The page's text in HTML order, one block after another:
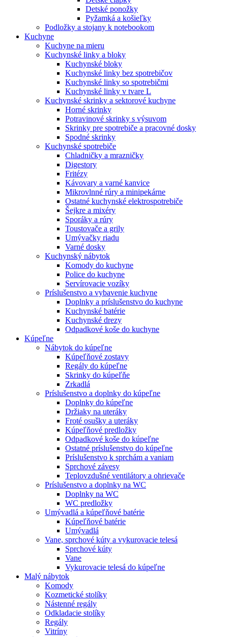
Detské ponožky
Pyžamká a košieľky
Podložky a stojany k notebookom
Kuchyne
Kuchyne na mieru
Kuchynské linky a bloky
Kuchynské bloky
Kuchynské linky bez spotrebičov
Kuchynské linky so spotrebičmi
Kuchynské linky v tvare L
Kuchynské skrinky a sektorové kuchyne
Horné skrinky
Potravinové skrinky s výsuvom
Skrinky pre spotrebiče a pracovné dosky
Spodné skrinky
Kuchynské spotrebiče
Chladničky a mrazničky
Digestory
Fritézy
Kávovary a varné kanvice
Mikrovlnné rúry a minipekárne
Ostatné kuchynské elektrospotrebiče
Šejkre a mixéry
Sporáky a rúry
Toustovače a grily
Umývačky riadu
Varné dosky
Kuchynský nábytok
Komody do kuchyne
Police do kuchyne
Servírovacie vozíky
Príslušenstvo a vybavenie kuchyne
Doplnky a príslušenstvo do kuchyne
Kuchynské batérie
Kuchynské drezy
Odpadkové koše do kuchyne
Kúpeľne
Nábytok do kúpeľne
Kúpeľňové zostavy
Regály do kúpeľne
Skrinky do kúpeľňe
Zrkadlá
Príslušenstvo a doplnky do kúpeľne
Doplnky do kúpeľne
Držiaky na uteráky
Froté osušky a uteráky
Kúpeľňové predložky
Odpadkové koše do kúpeľne
Ostatné príslušenstvo do kúpeľne
Príslušenstvo k sprchám a vaniam
Sprchové závesy
Teplovzdušné ventilátory a ohrievače
Príslušenstvo a doplnky na WC
Doplnky na WC
WC predložky
Umývadlá a kúpeľňové batérie
Kúpeľňové batérie
Umývadlá
Vane, sprchové kúty a vykurovacie telesá
Sprchové kúty
Vane
Vykurovacie telesá do kúpeľne
Malý nábytok
Komody
Kozmetické stolíky
Nástenné regály
Odkladacie stolíky
Regály
Vitríny